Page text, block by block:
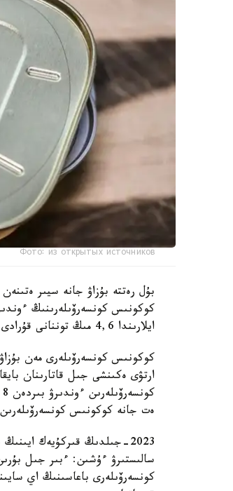
Фото: из открытых источников
ايلارىندا 4,6 مىڭ توننانى قۇرادى.
كوكونىس كونسەرۆىلەرى مەن
ارتۋى ەكىنشى جىل قاتارىنان
ەت جانە كوكونىس كونسەرۆىلەرىن ءوندىرۋ 31,2